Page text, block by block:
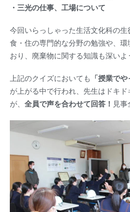
・三光の仕事、工場について
今回いらっしゃった生活文化科の生
食・住の専門的な分野の勉強や、
おり、廃棄物に関する知識も深いよ
上記のクイズにおいても 「授業で
が上がる中で行われ、先生はドキ
が、 全員で声を合わせて回答！ 見事